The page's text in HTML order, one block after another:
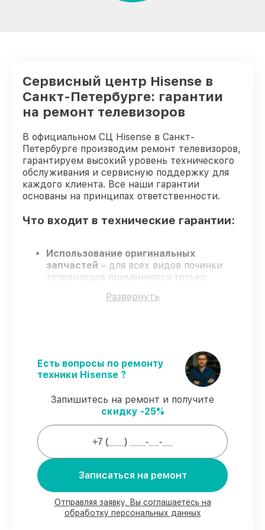
Замена аудиоразъема телевизора
Hisense
от 1400₽
Hisense
Замена шлейфа матрицы телевизора
Hisense
от 1500₽
Замена корпуса телевизора Hisense
телевизора Hisense
от 1800₽
Сервисный центр Hisense в
Санкт-Петербурге: гарантии
на ремонт телевизоров
В официальном СЦ Hisense в Санкт-
Петербурге производим ремонт телевизоров,
гарантируем высокий уровень технического
обслуживания и сервисную поддержку для
каждого клиента. Все наши гарантии
основаны на принципах ответственности.
Что входит в технические гарантии:
Использование оригинальных
запчастей – для всех видов починки
телевизоров применяются только
Сертифицированные инженеры
задержек.
Официальная гарантия
– починка
проводится с соблюдением гарантийных
обязательств.
Гарантии сервиса на починку
телевизоров:
починок завершаем в присутствии
владельца
90%запчастей хранятся на складе,
остальные заказываются оперативно
Развернуть
Есть вопросы по ремонту
техники Hisense ?
Запишитесь на ремонт и получите
скидку -25%
Записаться на ремонт
Отправляя заявку, Вы соглашаетесь на
обработку персональных данных